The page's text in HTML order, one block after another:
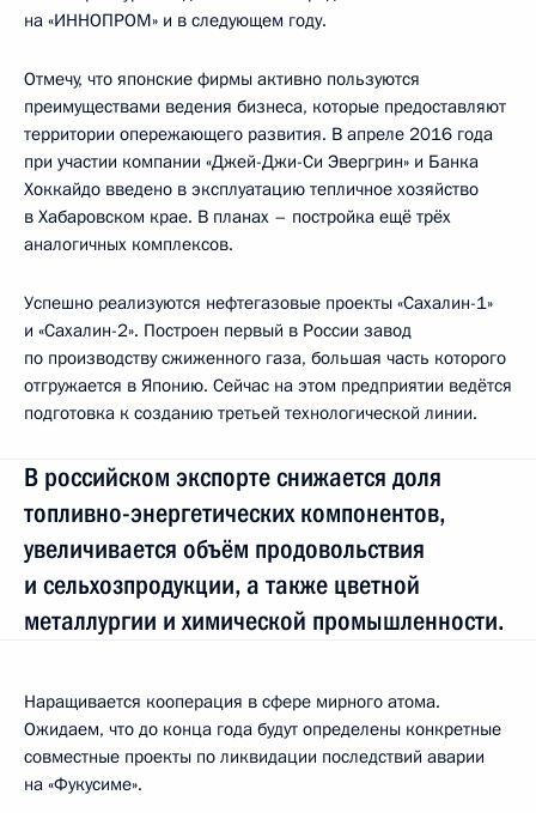
на «ИННОПРОМ» и в следующем году.
Отмечу, что японские фирмы активно пользуются
преимуществами ведения бизнеса, которые предоставляют
территории опережающего развития. В апреле 2016 года
при участии компании «Джей-Джи-Си Эвергрин» и Банка
Хоккайдо введено в эксплуатацию тепличное хозяйство
в Хабаровском крае. В планах – постройка ещё трёх
аналогичных комплексов.
Успешно реализуются нефтегазовые проекты «Сахалин-1»
и «Сахалин-2». Построен первый в России завод
по производству сжиженного газа, большая часть которого
отгружается в Японию. Сейчас на этом предприятии ведётся
подготовка к созданию третьей технологической линии.
В российском экспорте снижается доля
топливно-энергетических компонентов,
увеличивается объём продовольствия
и сельхозпродукции, а также цветной
металлургии и химической промышленности.
Наращивается кооперация в сфере мирного атома.
Ожидаем, что до конца года будут определены конкретные
совместные проекты по ликвидации последствий аварии
на «Фукусиме».